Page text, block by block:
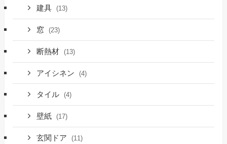
建具 (13)
窓 (23)
断熱材 (13)
アイシネン (4)
タイル (4)
壁紙 (17)
玄関ドア (11)